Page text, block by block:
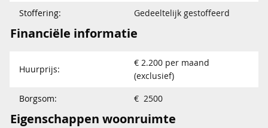
Stoffering:
Gedeeltelijk gestoffeerd
Financiële informatie
Huurprijs:
€ 2.200 per maand
(exclusief)
Borgsom:
€ 2500
Eigenschappen woonruimte